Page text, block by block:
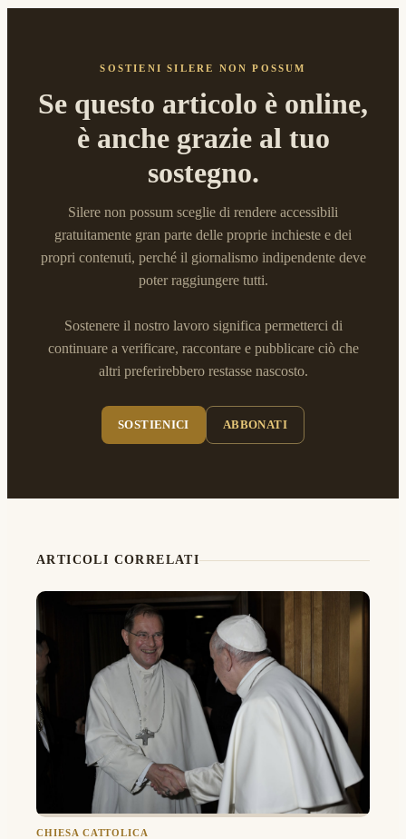
SOSTIENI SILERE NON POSSUM
Se questo articolo è online,
è anche grazie al tuo
sostegno.
Silere non possum sceglie di rendere accessibili
gratuitamente gran parte delle proprie inchieste e dei
propri contenuti, perché il giornalismo indipendente deve
poter raggiungere tutti.
Sostenere il nostro lavoro significa permetterci di
continuare a verificare, raccontare e pubblicare ciò che
altri preferirebbero restasse nascosto.
SOSTIENICI ABBONATI
ARTICOLI CORRELATI
CHIESA CATTOLICA